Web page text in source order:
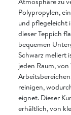
Polypropylen,
und pflegeleicht
dieser Teppich
bequemen
Schwarz meliert
jeden Raum,
reinigen,
eignet. Dieser
erhältlich, von